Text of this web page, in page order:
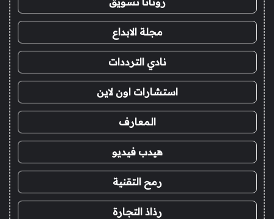
مجلة الابداع
نادي الترددات
استشارات اون لاين
المعارف
هيدب فيديو
رمح التقنية
رذاذ التجارة